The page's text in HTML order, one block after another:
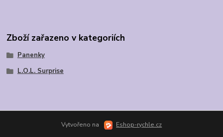
Zboží zařazeno v kategoriích
Panenky
L.O.L. Surprise
Vytvořeno na Eshop-rychle.cz